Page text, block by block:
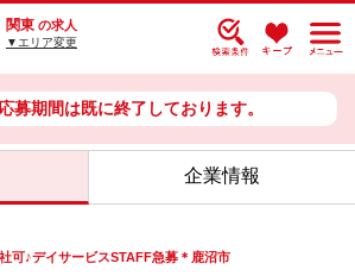
関東 の求人
▼エリア変更
募期間は既に終了しております。
企業情報
可♪デイサービスSTAFF急募＊鹿沼市